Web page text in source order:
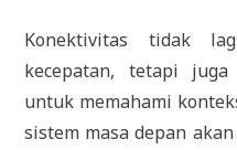
Konektivitas tidak
kecepatan, tetapi
untuk memahami
sistem masa depan